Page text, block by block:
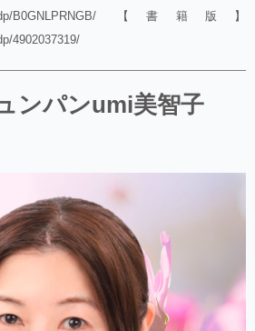
dp/B0GNLPRNGB/ 【書籍版】
4902037319/
ンパンumi美智子